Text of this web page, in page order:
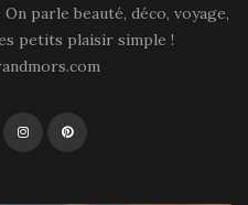
parle beauté, déco, voyage,
petits plaisir simple !